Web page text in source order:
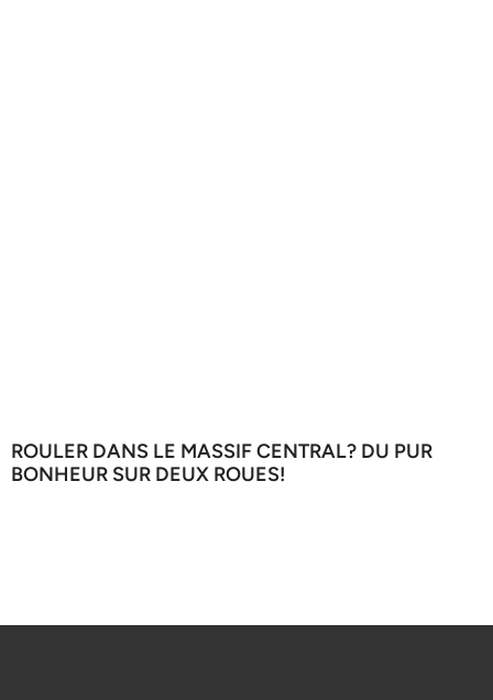
ROULER DANS LE MASSIF CENTRAL? DU PUR
BONHEUR SUR DEUX ROUES!